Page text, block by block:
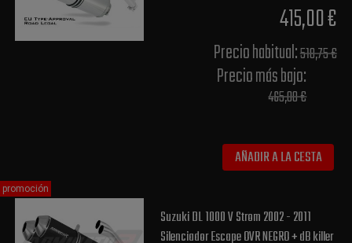
415,00 €
Precio habitual​:518,75 €
Precio más bajo​:
465,00 €
AÑADIR A LA CESTA
Suzuki DL 1000 V Strom 2002 - 2011
Silenciador Escape OVR NEGRO + dB killer
promoción